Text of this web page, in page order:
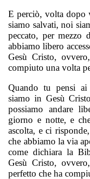
E perciò, volta dopo
siamo salvati, noi
peccato, per mezzo
abbiamo libero
Gesù Cristo,
compiuto una volta
Quando tu pensi
siamo in Gesù
possiamo andare
giorno e notte, e
ascolta, e ci
che abbiamo la via
come dichiara la
Gesù Cristo,
perfetto che ha